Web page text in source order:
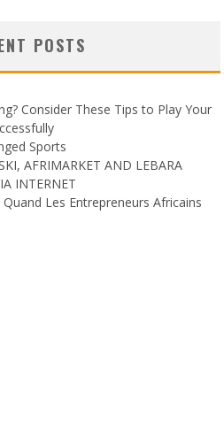
POSTS
Consider These Tips to Play Your
Sports
AFRIMARKET AND LEBARA
INTERNET
Les Entrepreneurs Africains